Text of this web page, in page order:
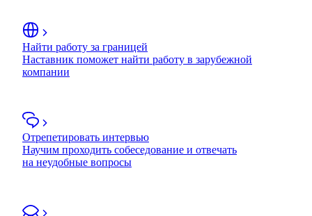
Найти работу за границей
Наставник поможет найти работу в зарубежной
компании
Отрепетировать интервью
Научим проходить собеседование и отвечать
на неудобные вопросы